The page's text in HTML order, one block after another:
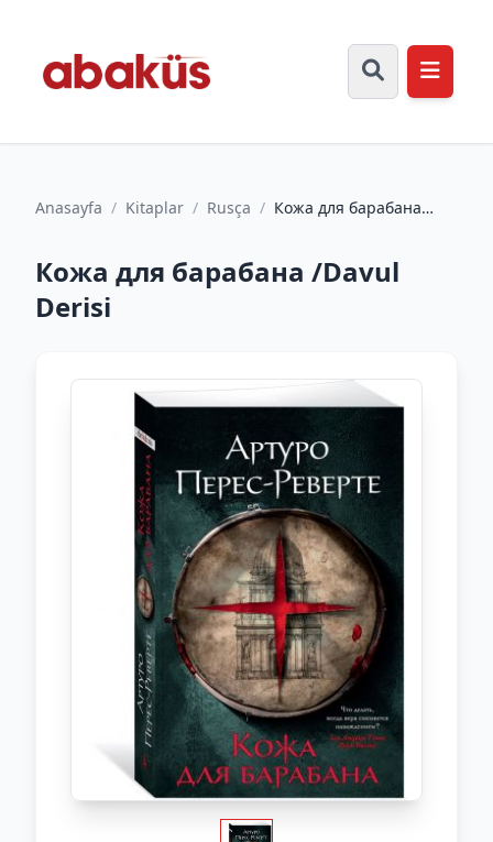
Anasayfa / Kitaplar / Rusça / Кожа для барабана
Кожа для барабана /Davul
Derisi